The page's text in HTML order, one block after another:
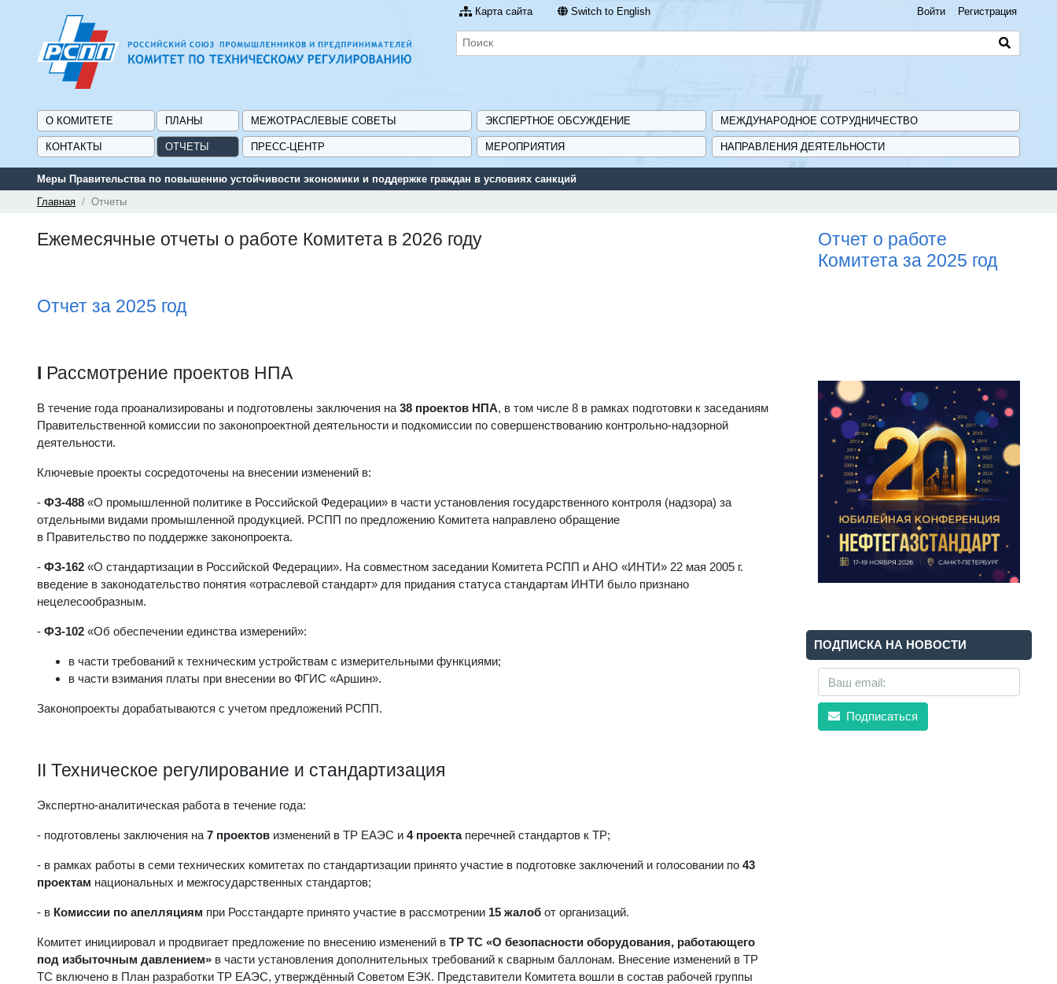
Карта сайта Switch to English Войти Регистрация
О КОМИТЕТЕ ПЛАНЫ МЕЖОТРАСЛЕВЫЕ СОВЕТЫ ЭКСПЕРТНОЕ ОБСУЖДЕНИЕ МЕЖДУНАРОДНОЕ СОТРУДНИЧЕСТВО
КОНТАКТЫ ОТЧЕТЫ ПРЕСС-ЦЕНТР МЕРОПРИЯТИЯ НАПРАВЛЕНИЯ ДЕЯТЕЛЬНОСТИ
Сервис поиска и подбора субсидий и мер государственной поддержки для предприятий - «Навигатор мер поддержки ГИСП».
Главная
Отчеты
Ежемесячные отчеты о работе Комитета в 2026 году
Отчет за 2025 год
I Рассмотрение проектов НПА
В течение года проанализированы и подготовлены заключения на 38 проектов НПА, в том числе 8 в рамках подготовки к заседаниям
Правительственной комиссии по законопроектной деятельности и подкомиссии по совершенствованию контрольно-надзорной
деятельности.
Ключевые проекты сосредоточены на внесении изменений в:
- ФЗ-488 «О промышленной политике в Российской Федерации» в части установления государственного контроля (надзора) за
отдельными видами промышленной продукцией. РСПП по предложению Комитета направлено обращение
в Правительство по поддержке законопроекта.
- ФЗ-162 «О стандартизации в Российской Федерации». На совместном заседании Комитета РСПП и АНО «ИНТИ» 22 мая 2005 г.
введение в законодательство понятия «отраслевой стандарт» для придания статуса стандартам ИНТИ было признано
нецелесообразным.
- ФЗ-102 «Об обеспечении единства измерений»:
в части требований к техническим устройствам с измерительными функциями;
в части взимания платы при внесении во ФГИС «Аршин».
Законопроекты дорабатываются с учетом предложений РСПП.
II Техническое регулирование и стандартизация
Экспертно-аналитическая работа в течение года:
- подготовлены заключения на 7 проектов изменений в ТР ЕАЭС и 4 проектаперечней стандартов к ТР;
- в рамках работы в семи технических комитетах по стандартизации принято участие в подготовке заключений и голосовании по 43
проектам национальных и межгосударственных стандартов;
- в Комиссии по апелляциям при Росстандарте принято участие в рассмотрении 15 жалоб от организаций.
Комитет инициировал и продвигает предложение по внесению изменений в ТР ТС «О безопасности оборудования, работающего
под избыточным давлением» в части установления дополнительных требований к сварным баллонам. Внесение изменений в ТР
ТС включено в План разработки ТР ЕАЭС, утверждённый Советом ЕЭК. Представители Комитета вошли в состав рабочей группы
Отчет о работе
Комитета за 2025 год
ПОДПИСКА НА НОВОСТИ
Подписаться